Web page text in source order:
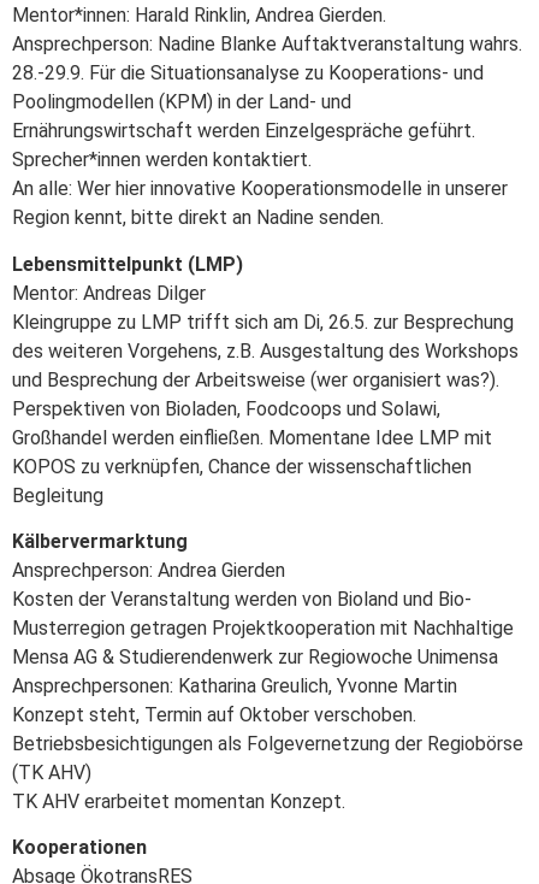
Mentor*innen: Harald Rinklin, Andrea Gierden.
Ansprechperson: Nadine Blanke Auftaktveranstaltung wahrs.
28.-29.9. Für die Situationsanalyse zu Kooperations- und
Poolingmodellen (KPM) in der Land- und
Ernährungswirtschaft werden Einzelgespräche geführt.
Sprecher*innen werden kontaktiert.
An alle: Wer hier innovative Kooperationsmodelle in unserer
Region kennt, bitte direkt an Nadine senden.
Lebensmittelpunkt (LMP)
Mentor: Andreas Dilger
Kleingruppe zu LMP trifft sich am Di, 26.5. zur Besprechung
des weiteren Vorgehens, z.B. Ausgestaltung des Workshops
und Besprechung der Arbeitsweise (wer organisiert was?).
Perspektiven von Bioladen, Foodcoops und Solawi,
Großhandel werden einfließen. Momentane Idee LMP mit
KOPOS zu verknüpfen, Chance der wissenschaftlichen
Begleitung
Kälbervermarktung
Ansprechperson: Andrea Gierden
Kosten der Veranstaltung werden von Bioland und Bio-
Musterregion getragen Projektkooperation mit Nachhaltige
Mensa AG & Studierendenwerk zur Regiowoche Unimensa
Ansprechpersonen: Katharina Greulich, Yvonne Martin
Konzept steht, Termin auf Oktober verschoben.
Betriebsbesichtigungen als Folgevernetzung der Regiobörse
(TK AHV)
TK AHV erarbeitet momentan Konzept.
Kooperationen
Absage ÖkotransRES